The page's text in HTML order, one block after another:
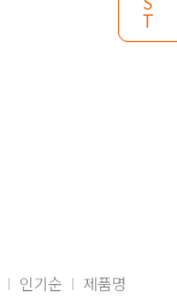
인기순 제품명
T